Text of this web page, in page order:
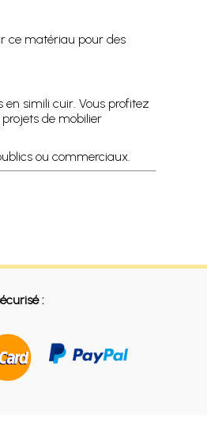
ce matériau pour des
simili cuir. Vous profitez
de mobilier
ou commerciaux.
: